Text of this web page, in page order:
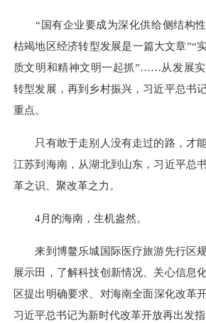
“国有企业要成为深化供给侧结构性
枯竭地区经济转型发展是一篇大文章”“
质文明和精神文明一起抓”……从发展
转型发展，再到乡村振兴，习近平总书
重点。
只有敢于走别人没有走过的路，才能
江苏到海南，从湖北到山东，习近平总
革之识、聚改革之力。
4月的海南，生机盎然。
来到博鳌乐城国际医疗旅游先行区
展示田，了解科技创新情况、关心信息
区提出明确要求、对海南全面深化改
习近平总书记为新时代改革开放再出发指